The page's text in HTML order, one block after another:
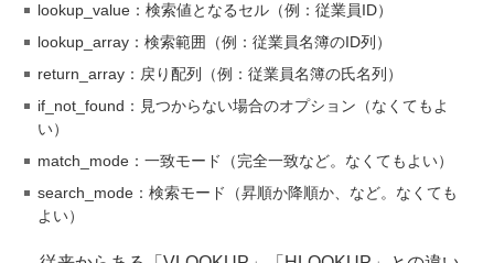
lookup_value：検索値となるセル（例：従業員ID）
lookup_array：検索範囲（例：従業員名簿のID列）
return_array：戻り配列（例：従業員名簿の氏名列）
if_not_found：見つからない場合のオプション（なくてもよ
い）
match_mode：一致モード（完全一致など。なくてもよい）
search_mode：検索モード（昇順か降順か、など。なくても
よい）